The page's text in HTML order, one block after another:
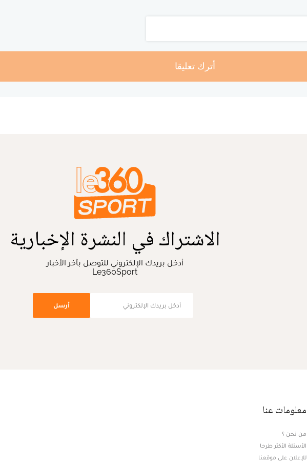
أترك تعليقا
الاشتراك في النشرة الإخبارية
أدخل بريدك الإلكتروني للتوصل بآخر الأخبار
Le360Sport
أرسل
معلومات عنا
من نحن ؟
الأسئلة الأكثر طرحا
للإعلان على موقعنا